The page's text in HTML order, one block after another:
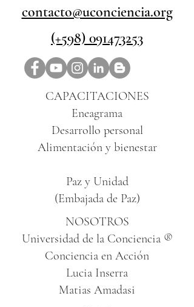
contacto@uconciencia.org
(+598) 091473253
CAPACITACIONES
Eneagrama
Desarrollo personal
Alimentación y bienestar
Paz y Unidad
(Embajada de Paz)
NOSOTROS
Universidad de la Conciencia ®
Conciencia en Acción
Lucia Inserra
Matias Amadasi